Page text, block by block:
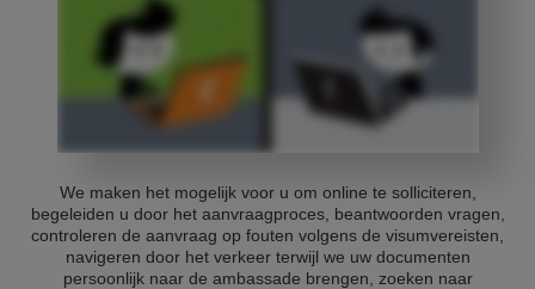
We maken het mogelijk voor u om online te solliciteren,
begeleiden u door het aanvraagproces, beantwoorden vragen,
controleren de aanvraag op fouten volgens de visumvereisten,
navigeren door het verkeer terwijl we uw documenten
persoonlijk naar de ambassade brengen, zoeken naar